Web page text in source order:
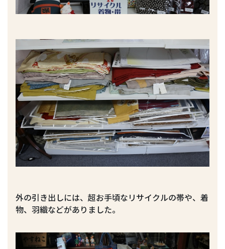
外の引き出しには、超お手頃なリサイクルの帯や、着
物、羽織などがありました。